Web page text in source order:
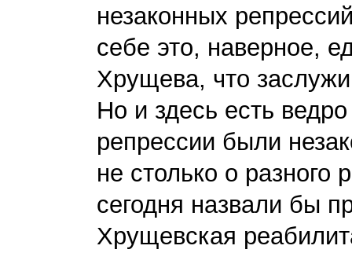
незаконных
себе это, наверное,
Хрущева, что
Но и здесь есть
репрессии были
не столько о разного
сегодня назвали бы
Хрущевская